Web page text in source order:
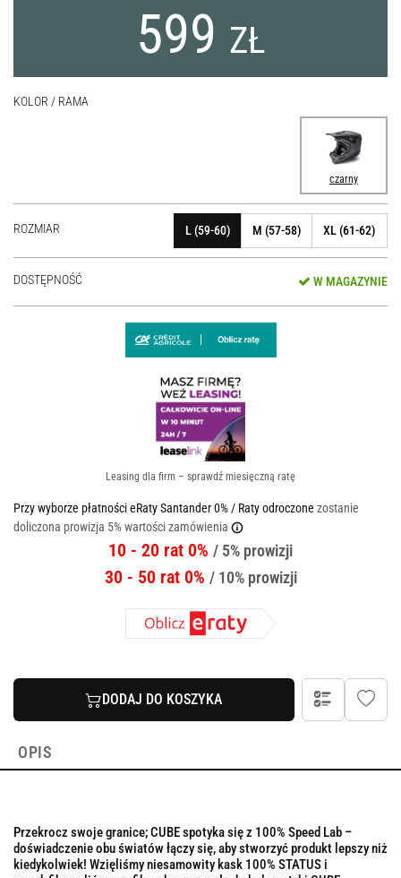
599 ZŁ
KOLOR / RAMA
czarny
ROZMIAR L (59-60) M (57-58) XL (61-62)
DOSTĘPNOŚĆ W MAGAZYNIE
Leasing dla firm – sprawdź miesięczną ratę
Przy wyborze płatności eRaty Santander 0% / Raty odroczone zostanie
doliczona prowizja 5% wartości zamówienia
10 - 20 rat 0% / 5% prowizji
30 - 50 rat 0% / 10% prowizji
DODAJ DO KOSZYKA
OPIS
Przekrocz swoje granice; CUBE spotyka się z 100% Speed ​​Lab –
doświadczenie obu światów łączy się, aby stworzyć produkt lepszy niż
kiedykolwiek! Wzięliśmy niesamowity kask 100% STATUS i